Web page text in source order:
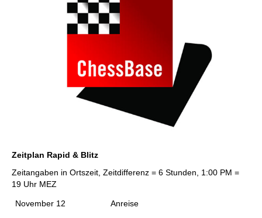
Zeitplan Rapid & Blitz
Zeitangaben in Ortszeit, Zeitdifferenz = 6 Stunden, 1:00 PM =
19 Uhr MEZ
November 12 Anreise